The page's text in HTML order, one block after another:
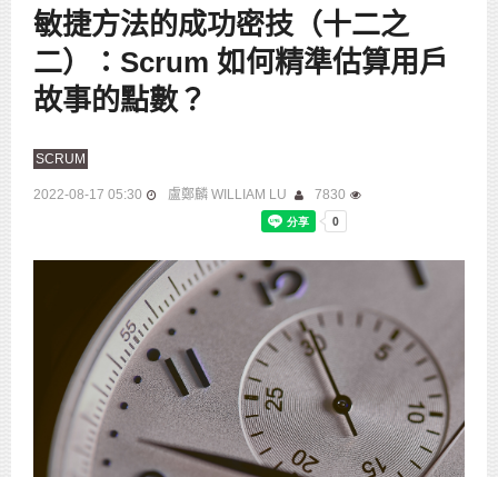
敏捷方法的成功密技（十二之
二）：Scrum 如何精準估算用戶
故事的點數？
SCRUM
2022-08-17 05:30 盧鄭麟 WILLIAM LU 7830